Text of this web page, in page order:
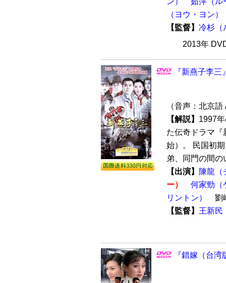
（ヨウ・ヨン）
【監督】 冷杉（
2013年
『新燕子李
（音声：北京
【解説】 1997
た伝奇ドラマ
始）。 民国初
弟、同門の間の
【出演】
陳龍（
ー）
何家勁（
リントン）
劉
【監督】 王新民
『錯嫁（台